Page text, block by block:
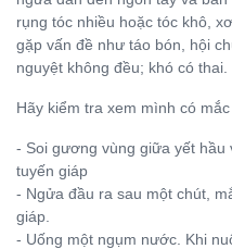
rụng tóc nhiều hoặc tóc khô,
gặp vấn đề như táo bón, hội
nguyệt không đều; khó có thai.
Hãy kiểm tra xem mình có
- Soi gương vùng giữa yết
tuyến giáp
- Ngửa đầu ra sau một chút,
giáp.
- Uống một ngụm nước. Khi